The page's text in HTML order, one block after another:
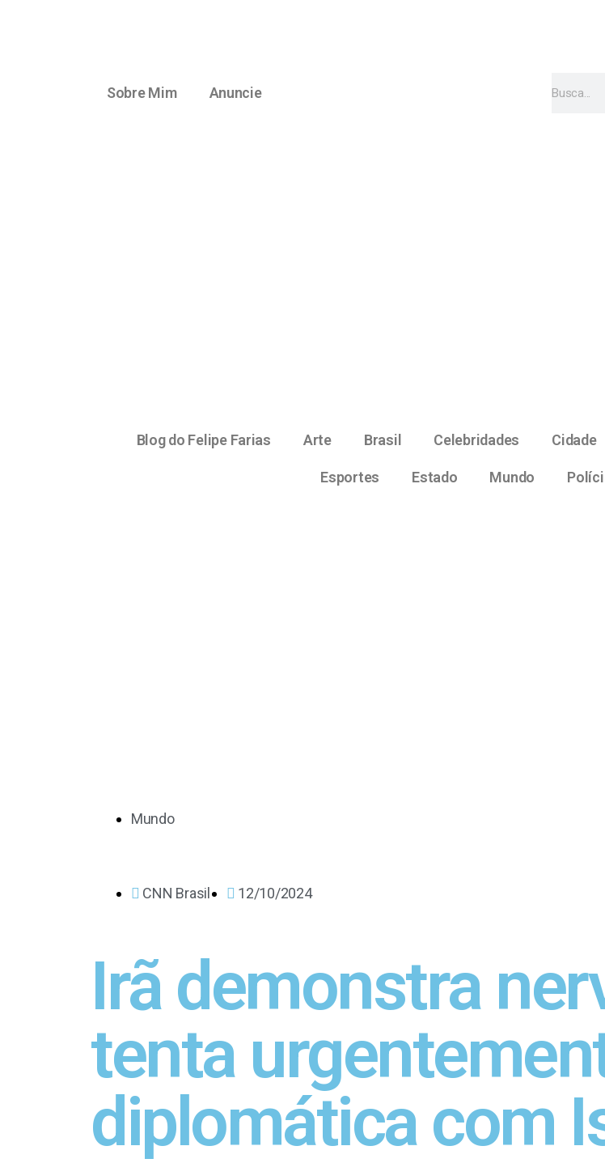
Sobre Mim Anuncie
Blog do Felipe Farias Arte Brasil Celebridades Cidade
Esportes Estado Mundo
Mundo
CNN Brasil 12/10/2024
Irã demonstra
tenta
diplomática com